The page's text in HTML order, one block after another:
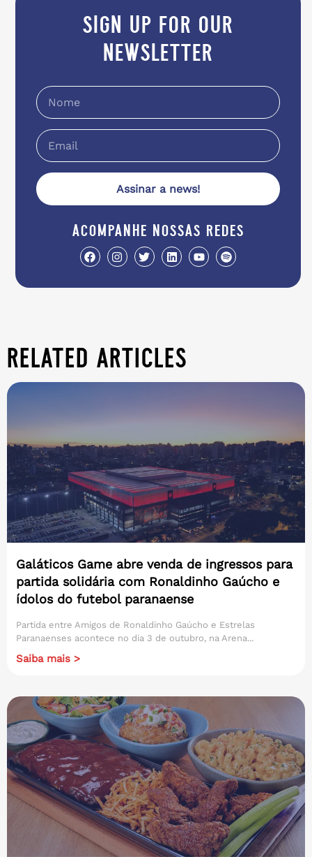
sign up for our
newsletter
Assinar a news!
acompanhe nossas redes
related articles
Galáticos Game abre venda de ingressos para
partida solidária com Ronaldinho Gaúcho e
ídolos do futebol paranaense
Partida entre Amigos de Ronaldinho Gaúcho e Estrelas
Paranaenses acontece no dia 3 de outubro, na Arena...
Saiba mais >